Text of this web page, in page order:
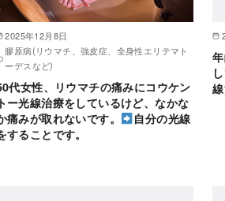
2025年12月8日
膠原病(リウマチ、強皮症、全身性エリテマト
ーデスなど)
代女性、リウマチの痛みにコウケン
トー光線治療をしているけど、なかな
痛みが取れないです。
自分の光線
することです。